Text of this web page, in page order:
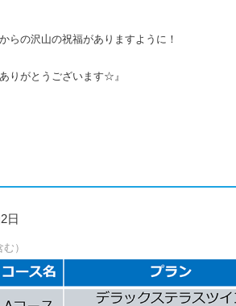
らの沢山の祝福がありますように！
りがとうございます☆』
日
）